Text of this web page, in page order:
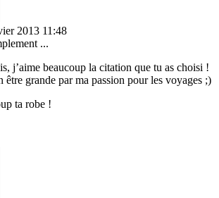
2013 11:48
...
j’aime beaucoup la citation que tu as choisi !
être grande par ma passion pour les voyages ;)
ta robe !